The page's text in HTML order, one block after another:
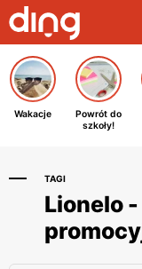
Wakacje
Powrót do
szkoły!
TAGI
Lionelo